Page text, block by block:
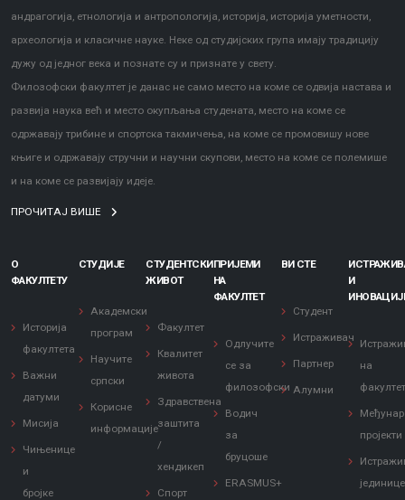
андрагогија, етнологија и антропологија, историја, историја уметности,
археологија и класичне науке. Неке од студијских група имају традицију
дужу од једног века и познате су и признате у свету.
Филозофски факултет је данас не само место на коме се одвија настава и
развија наука већ и место окупљања студената, место на коме се
одржавају трибине и спортска такмичења, на коме се промовишу нове
књиге и одржавају стручни и научни скупови, место на коме се полемише
и на коме се развијају идеје.
ПРОЧИТАЈ ВИШЕ
О
ФАКУЛТЕТУ
Историја
факултета
Важни
датуми
Мисија
Чињенице
и
бројке
СТУДИЈЕ
Академски
програм
Научите
српски
Корисне
информације
СТУДЕНТСКИ
ЖИВОТ
Факултет
Квалитет
живота
Здравствена
заштита
/
хендикеп
Спорт
ПРИЈЕМИ
НА
ФАКУЛТЕТ
Одлучите
се за
филозофски
Водич
за
бруцоше
ERASMUS+
ВИ СТЕ
Студент
Истраживач
Партнер
Алумни
И
на
пројекти
јединице